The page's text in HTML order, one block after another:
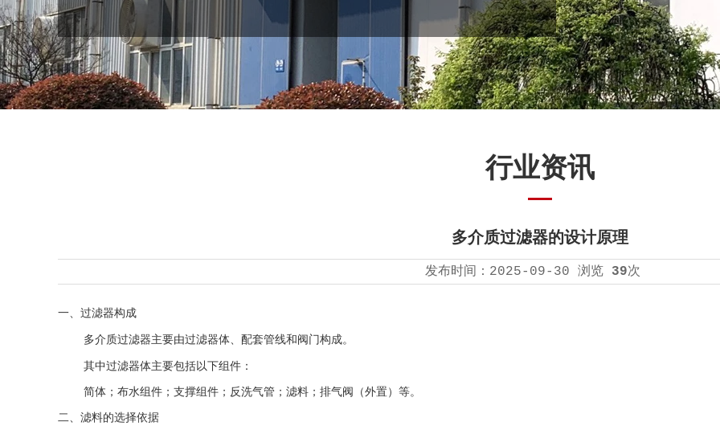
行业资讯
多介质过滤器的设计原理
发布时间： 2025-09-30 浏览 39次
一、 过滤器构成
多介质过滤器主要由过滤器体、配套管线和阀门构成。
其中过滤器体主要包括以下组件：
简体；布水组件；支撑组件；反洗气管；滤料；排气阀（外置）等。
二、 滤料的选择依据